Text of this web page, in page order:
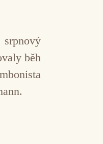
srpnový
běh